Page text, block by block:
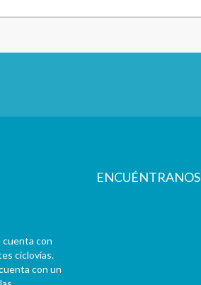
cuenta con
ciclovías.
con un
ENCUÉNTRANOS